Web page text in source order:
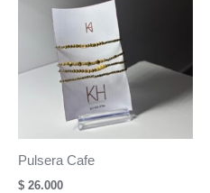
Pulsera Cafe
$ 26.000